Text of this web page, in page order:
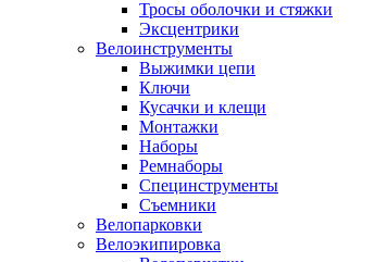
Тросы оболочки и стяжки
Эксцентрики
Велоинструменты
Выжимки цепи
Ключи
Кусачки и клещи
Монтажки
Наборы
Ремнаборы
Специнструменты
Съемники
Велопарковки
Велоэкипировка